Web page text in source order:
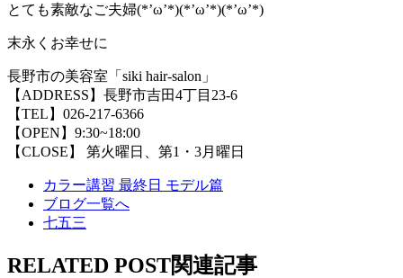
とても素敵なご夫婦(*’ω’*)(*’ω’*)(*’ω’*)
末永くお幸せに
長野市の美容室「siki hair-salon」
【ADDRESS】長野市吉田4丁目23-6
【TEL】026-217-6366
【OPEN】9:30~18:00
【CLOSE】 第火曜日、第1・3月曜日
カラー講習 最終日 モデル篇
ブログ一覧へ
七五三
RELATED POST関連記事